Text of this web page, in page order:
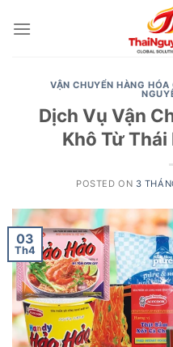
VẬN CHUYỂN HÀNG HÓA
Dịch Vụ Vận
Khô Từ
POSTED ON 3
03
Th4